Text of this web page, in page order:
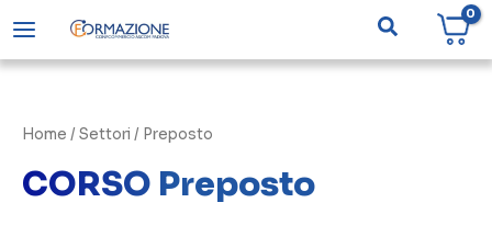
contenuto
Cerca
Home / Settori / Preposto
CORSO Preposto